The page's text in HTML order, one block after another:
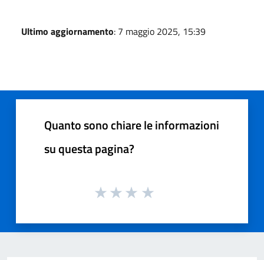
Ultimo aggiornamento: 7 maggio 2025, 15:39
Quanto sono chiare le informazioni
su questa pagina?